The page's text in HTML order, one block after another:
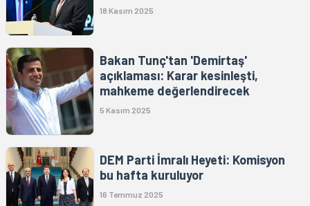
18 Kasım 2025
Bakan Tunç'tan 'Demirtaş'
açıklaması: Karar kesinleşti,
mahkeme değerlendirecek
5 Kasım 2025
DEM Parti İmralı Heyeti: Komisyon
bu hafta kuruluyor
16 Temmuz 2025